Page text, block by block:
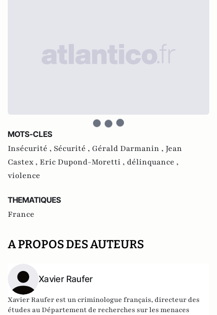
MOTS-CLES
Insécurité , Sécurité , Gérald Darmanin , Jean
Castex , Eric Dupond-Moretti , délinquance ,
violence
THEMATIQUES
France
A PROPOS DES AUTEURS
Xavier Raufer
Xavier Raufer est un criminologue français, directeur des
études au Département de recherches sur les menaces